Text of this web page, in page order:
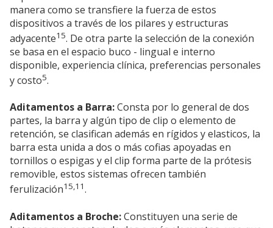
manera como se transfiere la fuerza de estos
dispositivos a través de los pilares y estructuras
adyacente15. De otra parte la selección de la conexión
se basa en el espacio buco - lingual e interno
disponible, experiencia clínica, preferencias personales
y costo5.
Aditamentos a Barra:Consta por lo general de dos
partes, la barra y algún tipo de clip o elemento de
retención, se clasifican además en rígidos y elasticos, la
barra esta unida a dos o más cofias apoyadas en
tornillos o espigas y el clip forma parte de la prótesis
removible, estos sistemas ofrecen también
ferulización15,11.
Aditamentos a Broche:Constituyen una serie de